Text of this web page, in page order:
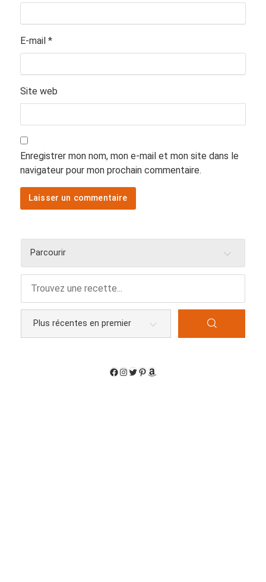
E-mail *
Site web
Enregistrer mon nom, mon e-mail et mon site dans le
navigateur pour mon prochain commentaire.
Parcourir